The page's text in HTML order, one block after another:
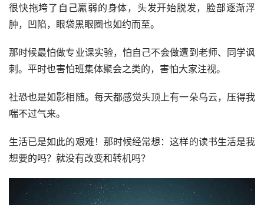
很快拖垮了自己羸弱的身体，头发开始脱发，脸部逐渐浮
肿，凹陷，眼袋黑眼圈也如约而至。
那时候最怕做专业课实验，怕自己不会做遭到老师、同学讽
刺。平时也害怕班集体聚会之类的，害怕大家注视。
社恐也是如影相随。每天都感觉头顶上有一朵乌云，压得我
喘不过气来。
生活已是如此的艰难！那时候经常想：这样的读书生活是我
想要的吗？就没有改变和转机吗？